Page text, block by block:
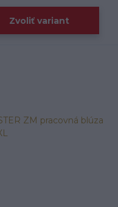
Zvoliť variant